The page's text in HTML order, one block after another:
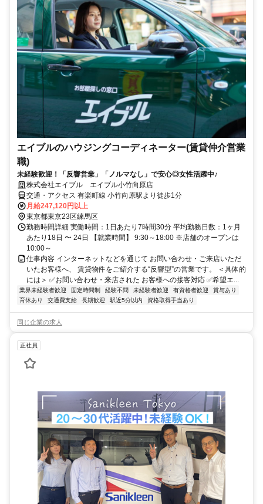
エイブルのハウジングコーディネーター(賃貸仲介営業
職)
未経験歓迎！「反響営業」「ノルマなし」で安心◎女性活躍中♪
株式会社エイブル エイブル小竹向原店
交通・アクセス 有楽町線 小竹向原駅より徒歩1分
月給247,120円以上
東京都東京23区練馬区
勤務時間詳細 実働時間：1日あたり7時間30分 平均勤務日数：1ヶ月
あたり18日 〜 24日 【就業時間】 9:30～18:00 ※店舗のオープンは
10:00～
仕事内容 インターネットなどを通じて お問い合わせ・ご来店いただ
いたお客様へ、 賃貸物件をご紹介する“反響型”の営業です。 ＜具体的
には＞ ✅お問い合わせ・来店された お客様への接客対応 ✅希望エ...
業界未経験者歓迎 固定時間制 経験不問 未経験者歓迎 有資格者歓迎
賞与あり
育休あり
交通費支給 長期歓迎 駅近5分以内 資格取得手当あり
同じ企業の求人
正社員